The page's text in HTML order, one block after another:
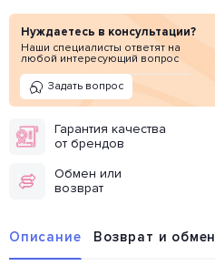
Нуждаетесь в консультации?
Наши специалисты ответят на
любой интересующий вопрос
Задать вопрос
Гарантия качества
от брендов
Обмен или
возврат
Описание Возврат и обмен